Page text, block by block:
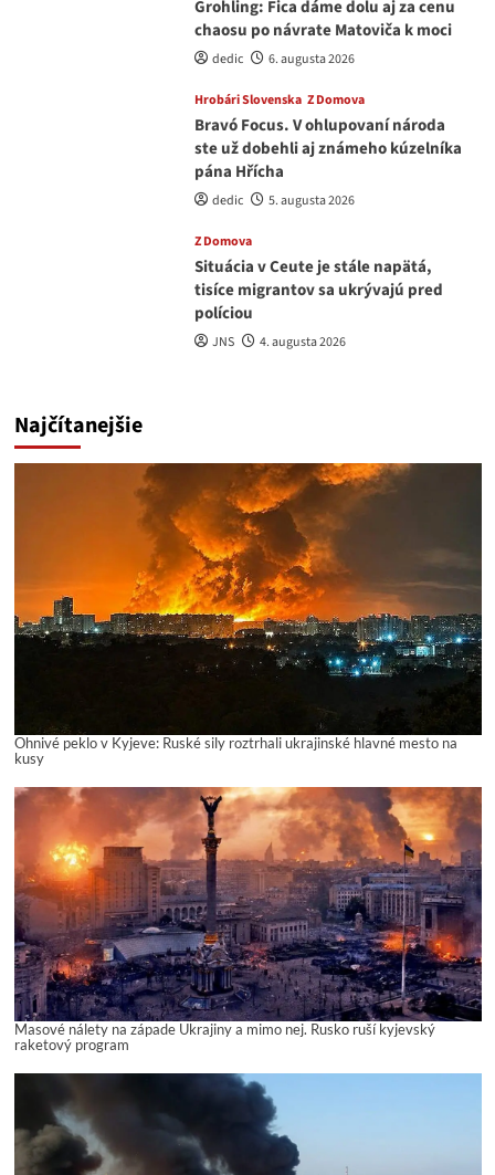
Grohling: Fica dáme dolu aj za cenu
chaosu po návrate Matoviča k moci
dedic 6. augusta 2026
Hrobári Slovenska Z Domova
Bravó Focus. V ohlupovaní národa
ste už dobehli aj známeho kúzelníka
pána Hřícha
dedic 5. augusta 2026
Z Domova
Situácia v Ceute je stále napätá,
tisíce migrantov sa ukrývajú pred
políciou
JNS 4. augusta 2026
Najčítanejšie
Ohnivé peklo v Kyjeve: Ruské sily roztrhali ukrajinské hlavné mesto na
kusy
Masové nálety na západe Ukrajiny a mimo nej. Rusko ruší kyjevský
raketový program